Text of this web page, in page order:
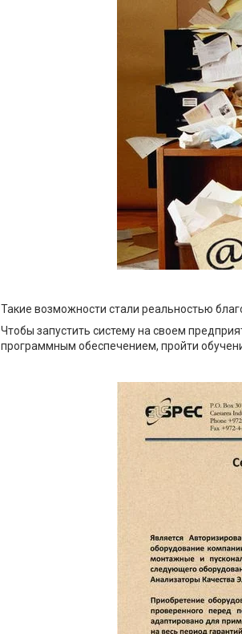
Такие возможности стали реальностью
Чтобы запустить систему на своем
программным обеспечением, пройти